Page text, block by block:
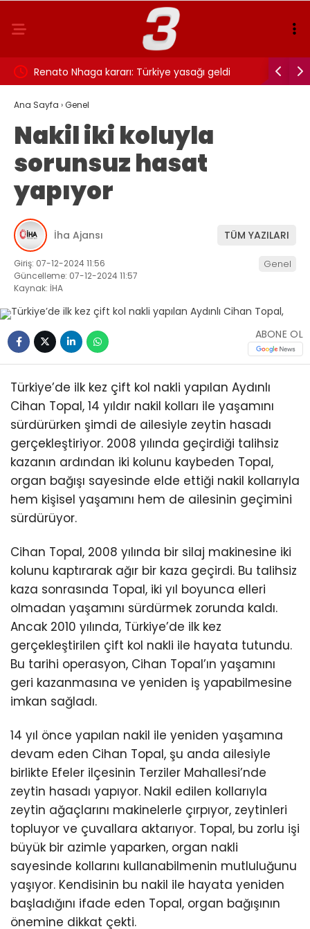
Renato Nhaga kararı: Türkiye yasağı geldi Faruk
Ana Sayfa ›Genel
Nakil iki koluyla
sorunsuz hasat
yapıyor
İha Ajansı TÜM YAZILARI
Giriş: 07-12-2024 11:56
Güncelleme: 07-12-2024 11:57
Kaynak: İHA
Genel
ABONE OL
Türkiye’de ilk kez çift kol nakli yapılan Aydınlı
Cihan Topal, 14 yıldır nakil kolları ile yaşamını
sürdürürken şimdi de ailesiyle zeytin hasadı
gerçekleştiriyor. 2008 yılında geçirdiği talihsiz
kazanın ardından iki kolunu kaybeden Topal,
organ bağışı sayesinde elde ettiği nakil kollarıyla
hem kişisel yaşamını hem de ailesinin geçimini
sürdürüyor.
Cihan Topal, 2008 yılında bir silaj makinesine iki
kolunu kaptırarak ağır bir kaza geçirdi. Bu talihsiz
kaza sonrasında Topal, iki yıl boyunca elleri
olmadan yaşamını sürdürmek zorunda kaldı.
Ancak 2010 yılında, Türkiye’de ilk kez
gerçekleştirilen çift kol nakli ile hayata tutundu.
Bu tarihi operasyon, Cihan Topal’ın yaşamını
geri kazanmasına ve yeniden iş yapabilmesine
imkan sağladı.
14 yıl önce yapılan nakil ile yeniden yaşamına
devam eden Cihan Topal, şu anda ailesiyle
birlikte Efeler ilçesinin Terziler Mahallesi’nde
zeytin hasadı yapıyor. Nakil edilen kollarıyla
zeytin ağaçlarını makinelerle çırpıyor, zeytinleri
topluyor ve çuvallara aktarıyor. Topal, bu zorlu işi
büyük bir azimle yaparken, organ nakli
sayesinde kollarını kullanabilmenin mutluluğunu
yaşıyor. Kendisinin bu nakil ile hayata yeniden
başladığını ifade eden Topal, organ bağışının
önemine dikkat çekti.